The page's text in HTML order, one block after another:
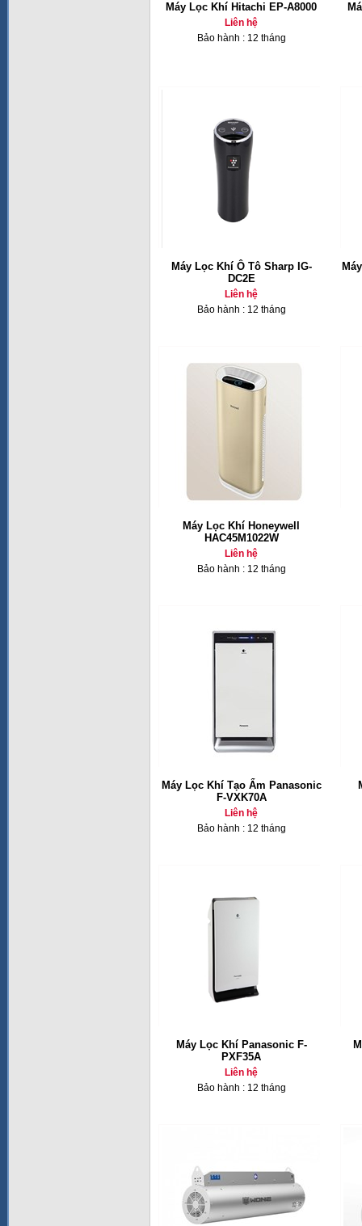
Máy Lọc Khí Hitachi EP-A8000
Liên hệ
Bảo hành : 12 tháng
Máy Lọc Khí Ô Tô Sharp IG-
DC2E
Liên hệ
Bảo hành : 12 tháng
Máy Lọc Khí Honeywell
HAC45M1022W
Liên hệ
Bảo hành : 12 tháng
Máy Lọc Khí Tạo Ẩm Panasonic
F-VXK70A
Liên hệ
Bảo hành : 12 tháng
Máy Lọc Khí Panasonic F-
PXF35A
Liên hệ
Bảo hành : 12 tháng